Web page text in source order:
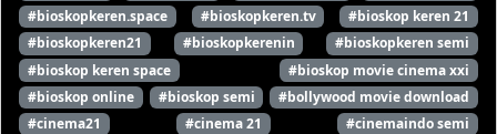
#bioskopkeren.space
#bioskopkeren.tv
#bioskop keren 21
#bioskopkeren21
#bioskopkerenin
#bioskopkeren semi
#bioskop keren space
#bioskop movie cinema xxi
#bioskop online
#bioskop semi
#bollywood movie download
#cinema21
#cinema 21
#cinemaindo semi